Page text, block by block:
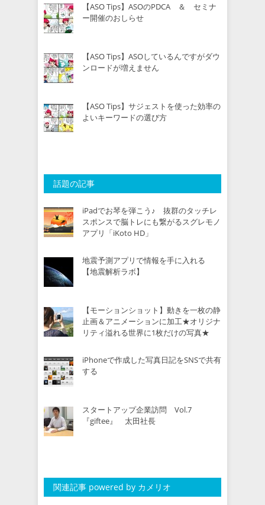
【ASO Tips】ASOのPDCA ＆ セミナ
ー開催のおしらせ
【ASO Tips】ASOしているんですがダウ
ンロードが増えません
【ASO Tips】サジェストを使った効率の
よいキーワードの選び方
話題の記事
iPadでお琴を弾こう♪ 抜群のタッチレ
スポンスで脳トレにも繋がるスグレモノ
アプリ「iKoto HD」
地震予測アプリで情報を手に入れる
【地震解析ラボ】
【モーションショット】動きを一枚の静
止画＆アニメーションに加工★オリジナ
リティ溢れる世界に1枚だけの写真★
iPhoneで作成した写真日記をSNSで共有
する
スタートアップ企業訪問 Vol.7
『giftee』 太田社長
関連記事 powered by カメリオ